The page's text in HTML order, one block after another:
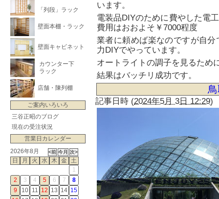
「列段」ラック
壁面本棚・ラック
壁面キャビネット
カウンター下
ラック
店舗・陳列棚
ご案内いろいろ
三谷正昭のブログ
現在の受注状況
営業日カレンダー
2026年8月
日
月 火 水 木 金
土
1
2
3 4 5 6 7
8
9
10 11 12 13 14 15
います。
電装品DIYのために費やした電
費用はおおよそ￥7000程度
業者に頼めば楽なのですが自
力DIYでやっています。
オートライトの調子を見るため
結果はバッチリ成功です。
記事日時 (2024年5月 3日 12:29)